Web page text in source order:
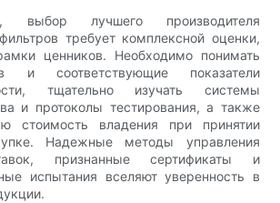
выбор лучшего производителя
требует комплексной оценки,
ценников. Необходимо понимать
и соответствующие показатели
тщательно изучать системы
и протоколы тестирования, а также
стоимость владения при принятии
Надежные методы управления
признанные сертификаты и
испытания вселяют уверенность в